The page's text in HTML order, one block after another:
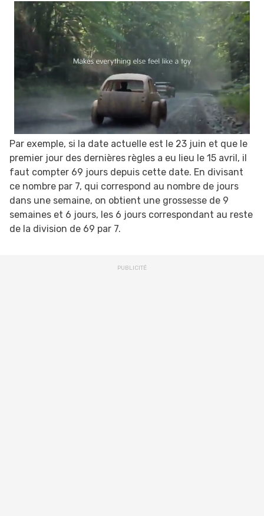
Par exemple, si la date actuelle est le 23 juin et que le
premier jour des dernières règles a eu lieu le 15 avril, il
faut compter 69 jours depuis cette date. En divisant
ce nombre par 7, qui correspond au nombre de jours
dans une semaine, on obtient une grossesse de 9
semaines et 6 jours, les 6 jours correspondant au reste
de la division de 69 par 7.